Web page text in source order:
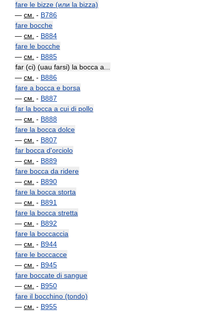
fare le bizze (или la bizza)
— см. - B786
fare bocche
— см. - B884
fare le bocche
— см. - B885
far (ci) (uau farsi) la bocca a...
— см. - B886
fare a bocca e borsa
— см. - B887
far la bocca a cui di pollo
— см. - B888
fare la bocca dolce
— см. - B807
far bocca d'orciolo
— см. - B889
fare bocca da ridere
— см. - B890
fare la bocca storta
— см. - B891
fare la bocca stretta
— см. - B892
fare la boccaccia
— см. - B944
fare le boccacce
— см. - B945
fare boccate di sangue
— см. - B950
fare il bocchino (tondo)
— см. - B955